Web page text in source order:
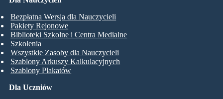
Dla Uczniów
Bezpłatna Wersja dla Nauczycieli
Pakiety Rejonowe
Biblioteki Szkolne i Centra Medialne
Szkolenia
Wszystkie Zasoby dla Nauczycieli
Szablony Arkuszy Kalkulacyjnych
Szablony Plakatów